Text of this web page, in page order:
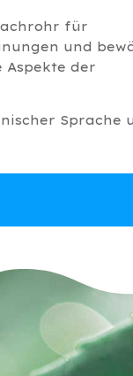
für
und
Aspekte der
Sprache